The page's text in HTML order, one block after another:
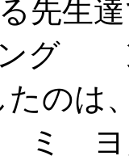
先生
ン
たのは
ミ ヨ